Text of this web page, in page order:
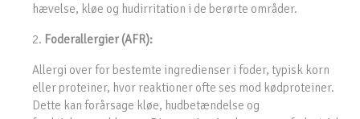
hævelse, kløe og hudirritation i de berørte områder.
2. Foderallergier (AFR):
Allergi over for bestemte ingredienser i foder, typisk korn
eller proteiner, hvor reaktioner ofte ses mod kødproteiner.
Dette kan forårsage kløe, hudbetændelse og